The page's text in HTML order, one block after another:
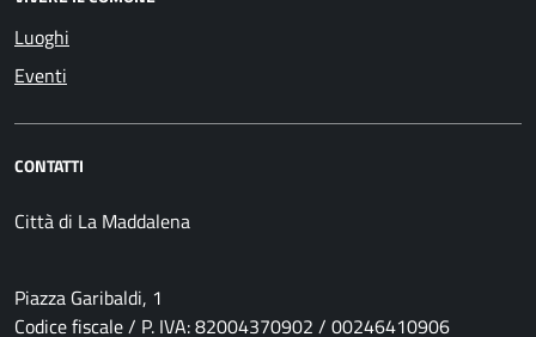
Luoghi
Eventi
CONTATTI
Città di La Maddalena
Piazza Garibaldi, 1
Codice fiscale / P. IVA: 82004370902 / 00246410906